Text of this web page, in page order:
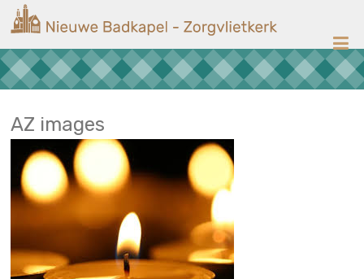
naar
inhoud
Nieuwe
Badkapel
Kerk
AZ images